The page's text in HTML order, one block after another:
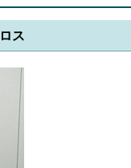
ス